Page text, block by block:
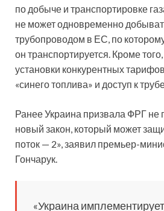
по добыче и транспортировке
не может одновременно
трубопроводом в ЕС, по
он транспортируется. Кроме
установки конкурентных
«синего топлива» и доступ к
Ранее Украина призвала ФРГ не
новый закон, который может
поток — 2», заявил премьер-
Гончарук.
«Украина